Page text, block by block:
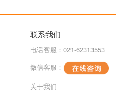
联系我们
电话客服：021-62313553
微信客服：
关于我们